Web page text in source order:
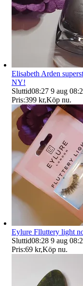
Elisabeth Arden
NY!
Sluttid08:27 9 aug
Pris:399 kr,Köp nu.
Eylure Flluttery light
Sluttid08:28 9 aug
Pris:69 kr,Köp nu.